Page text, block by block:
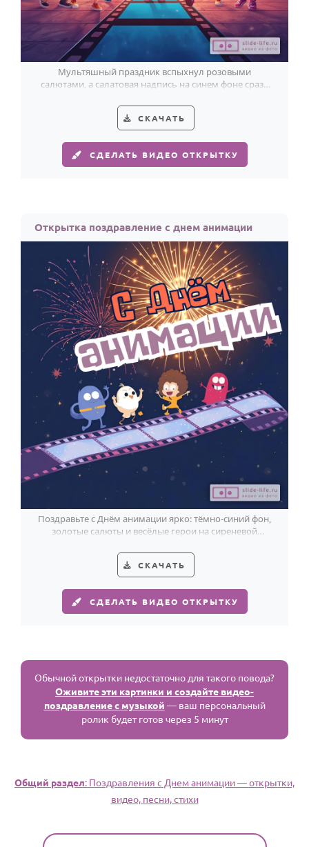
Мультяшный праздник вспыхнул розовыми
салютами, а салатовая надпись на синем фоне сразу
СКАЧАТЬ
СДЕЛАТЬ ВИДЕО ОТКРЫТКУ
Открытка поздравление с днем анимации
Поздравьте с Днём анимации ярко: тёмно-синий фон,
золотые салюты и весёлые герои на сиреневой
СКАЧАТЬ
СДЕЛАТЬ ВИДЕО ОТКРЫТКУ
Обычной открытки недостаточно для такого повода?
Оживите эти картинки и создайте видео-
поздравление с музыкой — ваш персональный
ролик будет готов через 5 минут
Общий раздел: Поздравления с Днем анимации — открытки,
видео, песни, стихи